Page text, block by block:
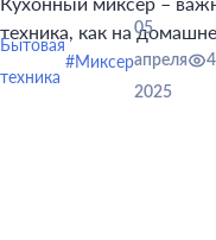
дома
техника, как на
кухне, так и в
общественного питания.
Бытовая
техника
#Миксер
05
апреля
2025